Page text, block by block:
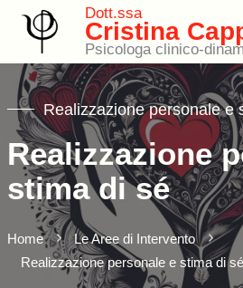
Dott.ssa
Cristina
Psicologa clinico-
Realizzazione personale e
Realizzazione
stima di sé
Home
Le Aree di Intervento
Realizzazione personale e stima di sé